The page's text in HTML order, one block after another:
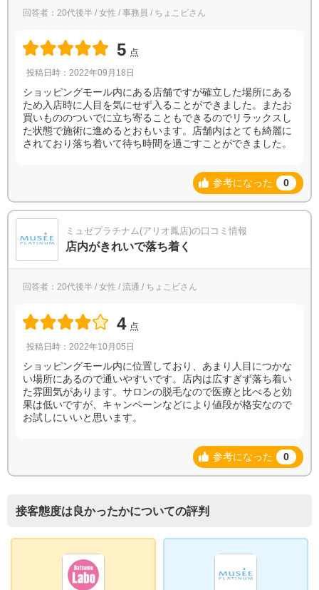
回答者：20代後半 / 女性 / 事務員 / ちょこビさん
5 点
投稿日時：2022年09月18日
ショッピングモール内にある店舗ですが確立した場所にある
ため入店時に人目を気にせず入ることができました。またお
買いもののついでに立ち寄ることもできるのでリラックスし
た状態で施術に進めるとおもいます。店舗内はとても綺麗に
されており落ち着いて待ち時間を過ごすことができました。
参考になった 0
ミュゼプラチナム(アリオ鳳店)の口コミ情報
店内がきれいで落ち着く
回答者：20代後半 / 女性 / 流通 / ちょこビさん
4 点
投稿日時：2022年10月05日
ショッピングモール内に位置しており、あまり人目につかな
い場所にあるので通いやすいです。店内は広すぎず落ち着い
た雰囲気があります。サロンの脱毛なので医療と比べると効
果は低いですが、キャンペーンなどにより値段が格安なので
お試しにいいと思います。
参考になった 0
接客態度は良かったかについての評判